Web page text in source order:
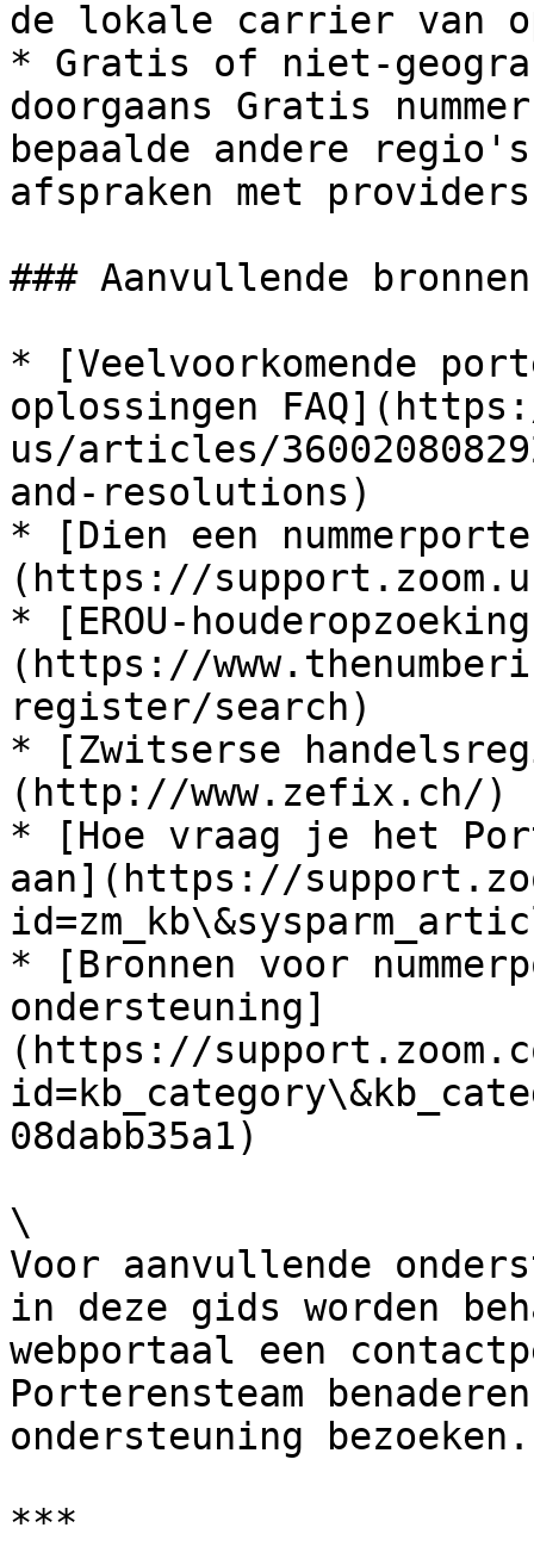
de lokale carrier van
* Gratis of niet-
doorgaans Gratis
bepaalde andere
afspraken met
### Aanvullende bronnen
* [Veelvoorkomende
oplossingen
us/articles/
and-resolutions)
* [Dien een
(https://
* [EROU-
(https://
register/search)
* [Zwitserse
(http://www.zefix.ch/)
* [Hoe vraag je het
aan](https://
* [Bronnen voor
ondersteuning]
(https://
08dabb35a1)
\
Voor aanvullende
in deze gids worden
webportaal een
Porterensteam
ondersteuning bezoeken.
***